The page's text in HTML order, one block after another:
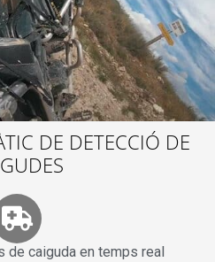
DE DETECCIÓ DE
de caiguda en temps real